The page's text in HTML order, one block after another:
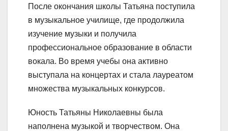
После окончания школы Татьяна поступила
в музыкальное училище, где продолжила
изучение музыки и получила
профессиональное образование в области
вокала. Во время учебы она активно
выступала на концертах и стала лауреатом
множества музыкальных конкурсов.
Юность Татьяны Николаевны была
наполнена музыкой и творчеством. Она